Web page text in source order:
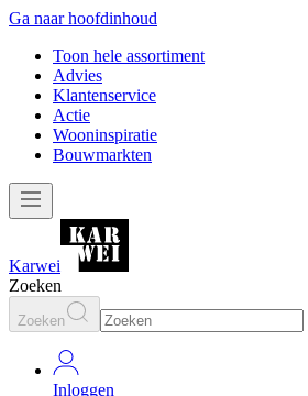
Ga naar hoofdinhoud
Toon hele assortiment
Advies
Klantenservice
Actie
Wooninspiratie
Bouwmarkten
Karwei
Zoeken
Zoeken
Inloggen